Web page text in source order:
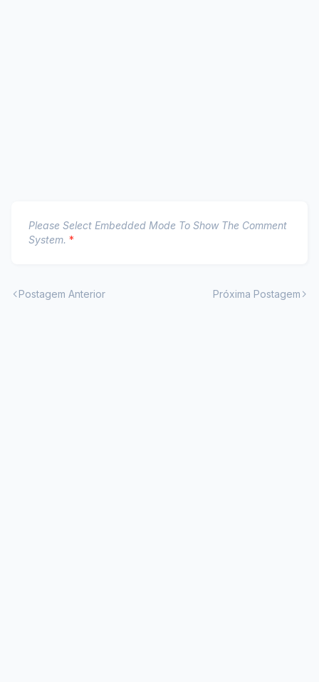
Please Select Embedded Mode To Show The Comment
System. *
Postagem Anterior Próxima Postagem